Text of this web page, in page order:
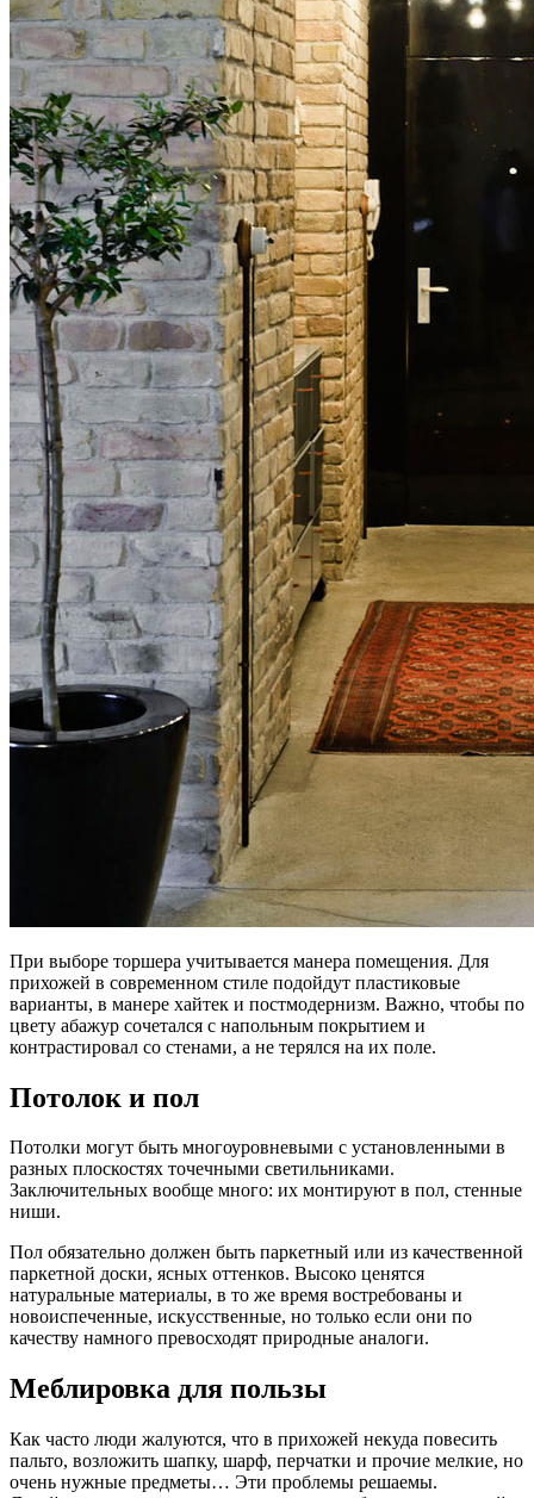
При выборе торшера учитывается манера помещения. Для
прихожей в современном стиле подойдут пластиковые
варианты, в манере хайтек и постмодернизм. Важно, чтобы по
цвету абажур сочетался с напольным покрытием и
контрастировал со стенами, а не терялся на их поле.
Потолок и пол
Потолки могут быть многоуровневыми с установленными в
разных плоскостях точечными светильниками.
Заключительных вообще много: их монтируют в пол, стенные
ниши.
Пол обязательно должен быть паркетный или из качественной
паркетной доски, ясных оттенков. Высоко ценятся
натуральные материалы, в то же время востребованы и
новоиспеченные, искусственные, но только если они по
качеству намного превосходят природные аналоги.
Меблировка для пользы
Как часто люди жалуются, что в прихожей некуда повесить
пальто, возложить шапку, шарф, перчатки и прочие мелкие, но
очень нужные предметы… Эти проблемы решаемы.